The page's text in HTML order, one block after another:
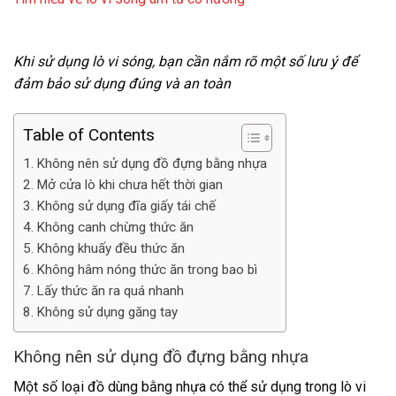
Khi sử dụng lò vi sóng, bạn cần nắm rõ một số lưu ý để
đảm bảo sử dụng đúng và an toàn
Table of Contents
Không nên sử dụng đồ đựng bằng nhựa
Mở cửa lò khi chưa hết thời gian
Không sử dụng đĩa giấy tái chế
Không canh chừng thức ăn
Không khuấy đều thức ăn
Không hâm nóng thức ăn trong bao bì
Lấy thức ăn ra quá nhanh
Không sử dụng găng tay
Không nên sử dụng đồ đựng bằng nhựa
Một số loại đồ dùng bằng nhựa có thể sử dụng trong lò vi